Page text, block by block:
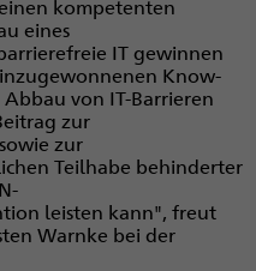
kompetenten
eines
IT gewinnen
Know-
von IT-Barrieren
zur
zur
Teilhabe behinderter
leisten kann", freut
Warnke bei der